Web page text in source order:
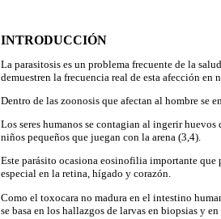
INTRODUCCIÓN
La parasitosis es un problema frecuente de la
demuestren la frecuencia real de esta afección en
Dentro de las zoonosis que afectan al hombre se
Los seres humanos se contagian al ingerir huevos
niños pequeños que juegan con la arena (3,4).
Este parásito ocasiona eosinofilia importante
especial en la retina, hígado y corazón.
Como el toxocara no madura en el intestino
se basa en los hallazgos de larvas en biopsias y